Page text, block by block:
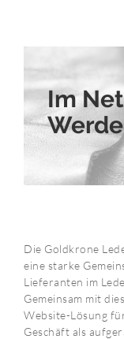
Im
Die Goldkrone
eine starke
Lieferanten im
Gemeinsam mit
Website-Lösung
Geschäft als